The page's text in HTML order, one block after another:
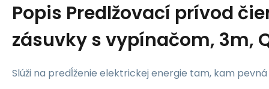
Popis Predlžovací prívod
zásuvky s vypínačom, 3m,
Slúži na predĺženie elektrickej energie tam, kam